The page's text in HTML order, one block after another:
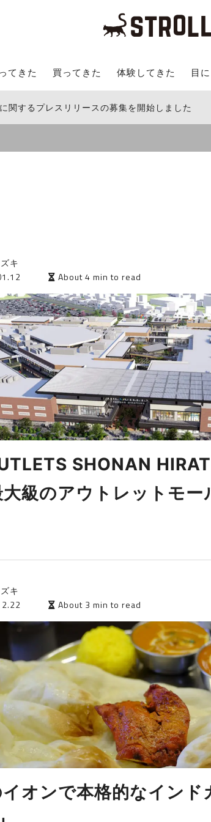
てきた 買ってきた 体験してきた 目
関するプレスリリースの募集を開始しました
キ
About 4 min to read
SHONAN
大級のアウトレットモ
キ
About 3 min to read
オンで本格的なインド